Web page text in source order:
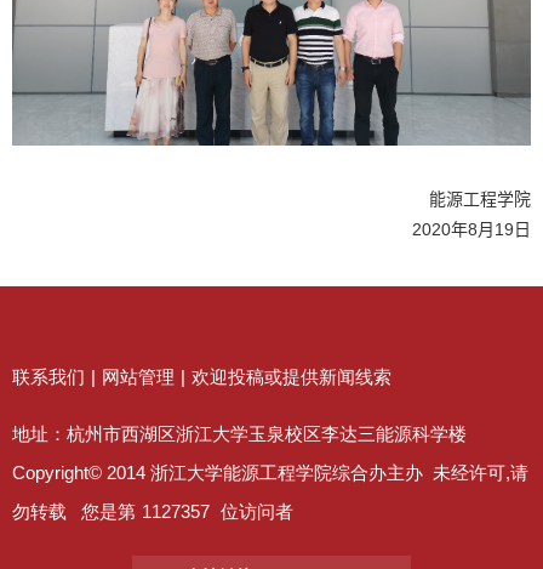
能源工程学院
2020年8月 19 日
联系我们 网站管理 欢迎投稿或提供新闻线索
地址：杭州市西湖区浙江大学玉泉校区李达三能源科学楼
Copyright© 2014 浙江大学能源工程学院综合办主办 未经许可,请
勿转载 您是第 1127357 位访问者